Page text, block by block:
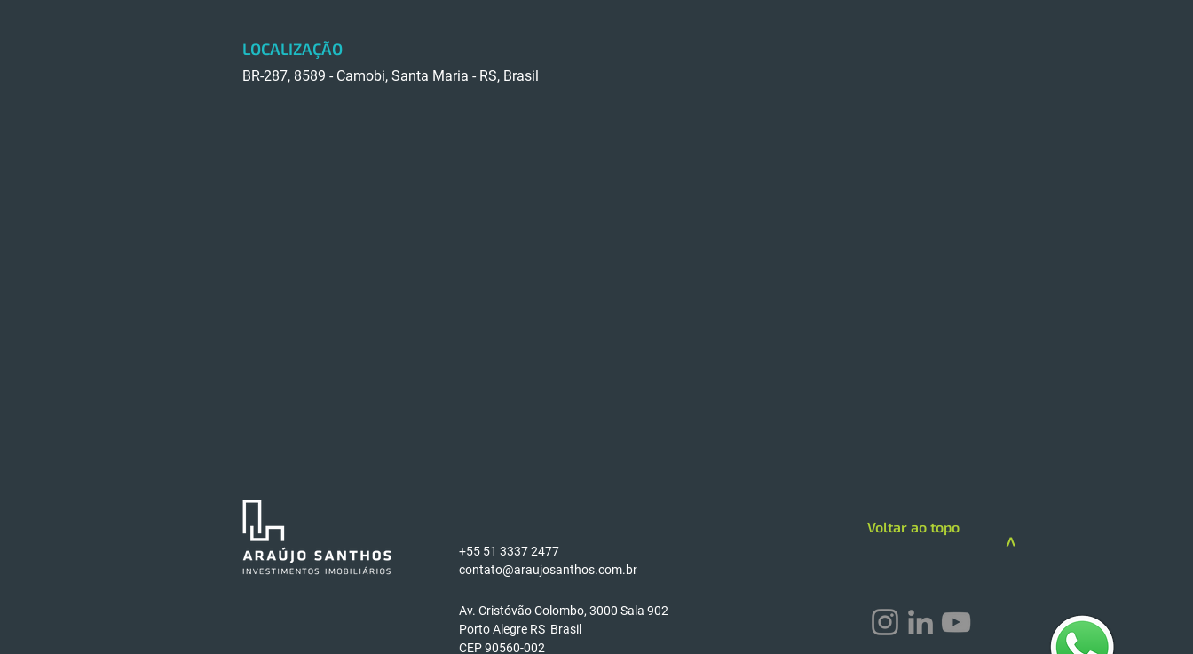
LOCALIZAÇÃO
BR-287, 8589 - Camobi, Santa Maria - RS, Brasil
+55 51 3337 2477
Voltar ao topo
>
contato@araujosanthos.com.br
Av. Cristóvão Colombo, 3000 Sala 902
Porto Alegre RS Brasil
CEP 90560-002